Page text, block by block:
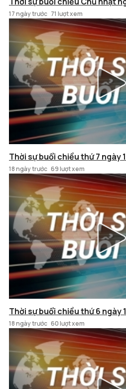
17 ngày trước 71 lượt xem
Thời sự buổi chiều thứ 7 ngày
18 ngày trước 69 lượt xem
Thời sự buổi chiều thứ 6 ngày
18 ngày trước 60 lượt xem